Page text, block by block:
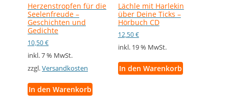
Herzenstropfen für die
Seelenfreude –
Geschichten und
Gedichte
10,50€
inkl. 7 % MwSt.
zzgl.Versandkosten
In den Warenkorb
Lächle mit Harlekin
über Deine Ticks –
Hörbuch CD
12,50€
inkl. 19 % MwSt.
In den Warenkorb